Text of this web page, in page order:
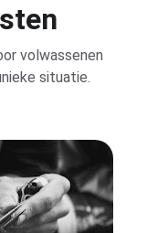
volwassenen
situatie.